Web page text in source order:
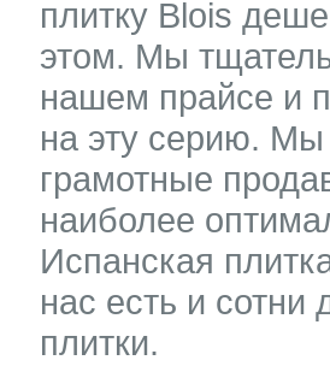
плитку Blois
этом. Мы
нашем прайсе и
на эту серию.
грамотные
наиболее
Испанская
нас есть и сотни
плитки.